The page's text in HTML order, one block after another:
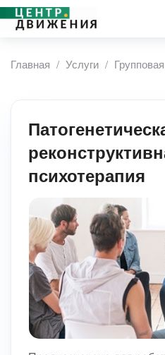
Главная Услуги
психотерапия